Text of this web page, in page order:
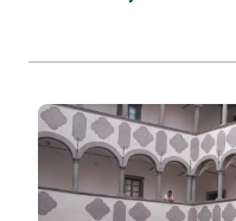
trbuhi...